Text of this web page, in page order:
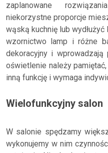
zaplanowane
niekorzystne proporcje
wąską kuchnię lub
wzornictwo lamp i różne
dekoracyjny i wprowadzają
oświetlenie należy
inną funkcję i wymaga
Wielofunkcyjny salon
W salonie spędzamy
wykonujemy w nim